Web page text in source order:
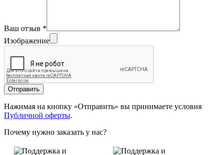
Ваш отзыв *
Изображение
Отправить
Нажимая на кнопку «Отправить» вы принимаете условия
Публичной оферты.
Почему нужно заказать у нас?